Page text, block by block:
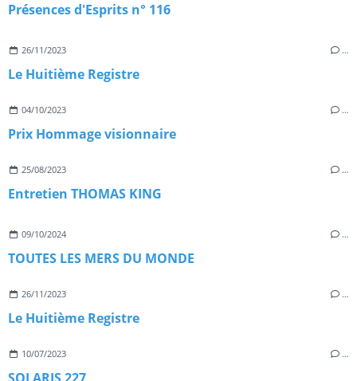
Présences d'Esprits n° 116
26/11/2023 …
Le Huitième Registre
04/10/2023 …
Prix Hommage visionnaire
25/08/2023 …
Entretien THOMAS KING
09/10/2024 …
TOUTES LES MERS DU MONDE
26/11/2023 …
Le Huitième Registre
10/07/2023 …